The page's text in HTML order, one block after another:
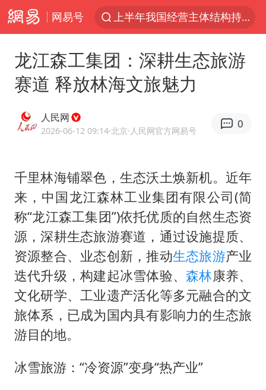
网易号
上半年我国经营主体结构持续优化
白海豚将给京津冀带来大暴雨
王传君 《披荆斩棘》
国足U17与阿森纳决赛取消 并列冠军
于东来回应胖东来近25年老店年底关闭
上门女婿出轨女邻居多年被判重婚罪
女子发现前夫婚内与第三者育子
以军士兵把枪口对准中国记者
于东来直播和胖东来核心团队开会
2025年小学教师减少13.19万
龙江森工集团：深耕生态旅游
赛道 释放林海文旅魅力
人民网
2026-06-12 09:14·北京·人民网官方网易号
0
千里林海铺翠色，生态沃土焕新机。近年
来，中国龙江森林工业集团有限公司(简
称“龙江森工集团”)依托优质的自然生态资
源，深耕生态旅游赛道，通过设施提质、
资源整合、业态创新，推动生态旅游产业
迭代升级，构建起冰雪体验、森林康养、
文化研学、工业遗产活化等多元融合的文
旅体系，已成为国内具有影响力的生态旅
游目的地。
冰雪旅游：“冷资源”变身“热产业”